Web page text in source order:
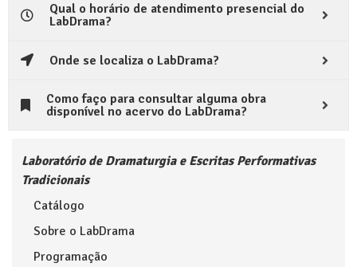
Qual o horário de atendimento presencial do
LabDrama?
Onde se localiza o LabDrama?
Como faço para consultar alguma obra
disponível no acervo do LabDrama?
Laboratório de Dramaturgia e Escritas Performativas
Tradicionais
Catálogo
Sobre o LabDrama
Programação